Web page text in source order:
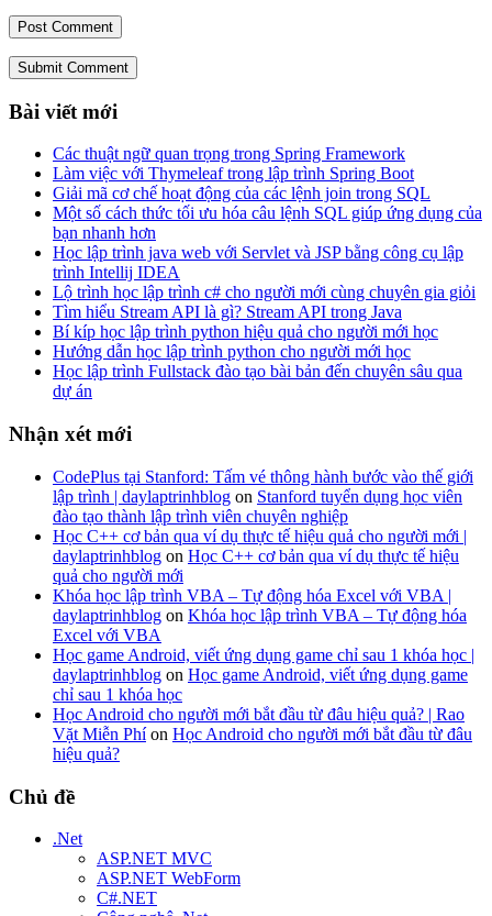
Submit Comment
Bài viết mới
Các thuật ngữ quan trọng trong Spring Framework
Làm việc với Thymeleaf trong lập trình Spring Boot
Giải mã cơ chế hoạt động của các lệnh join trong SQL
Một số cách thức tối ưu hóa câu lệnh SQL giúp ứng dụng của
bạn nhanh hơn
Học lập trình java web với Servlet và JSP bằng công cụ lập
trình Intellij IDEA
Lộ trình học lập trình c# cho người mới cùng chuyên gia giỏi
Tìm hiểu Stream API là gì? Stream API trong Java
Bí kíp học lập trình python hiệu quả cho người mới học
Hướng dẫn học lập trình python cho người mới học
Học lập trình Fullstack đào tạo bài bản đến chuyên sâu qua
dự án
Nhận xét mới
CodePlus tại Stanford: Tấm vé thông hành bước vào thế giới
lập trình | daylaptrinhblog on Stanford tuyển dụng học viên
đào tạo thành lập trình viên chuyên nghiệp
Học C++ cơ bản qua ví dụ thực tế hiệu quả cho người mới |
daylaptrinhblog on Học C++ cơ bản qua ví dụ thực tế hiệu
quả cho người mới
Khóa học lập trình VBA – Tự động hóa Excel với VBA |
daylaptrinhblog on Khóa học lập trình VBA – Tự động hóa
Excel với VBA
Học game Android, viết ứng dụng game chỉ sau 1 khóa học |
daylaptrinhblog on Học game Android, viết ứng dụng game
chỉ sau 1 khóa học
Học Android cho người mới bắt đầu từ đâu hiệu quả? | Rao
Vặt Miễn Phíon Học Android cho người mới bắt đầu từ đâu
hiệu quả?
Chủ đề
.Net
ASP.NET MVC
ASP.NET WebForm
C#.NET